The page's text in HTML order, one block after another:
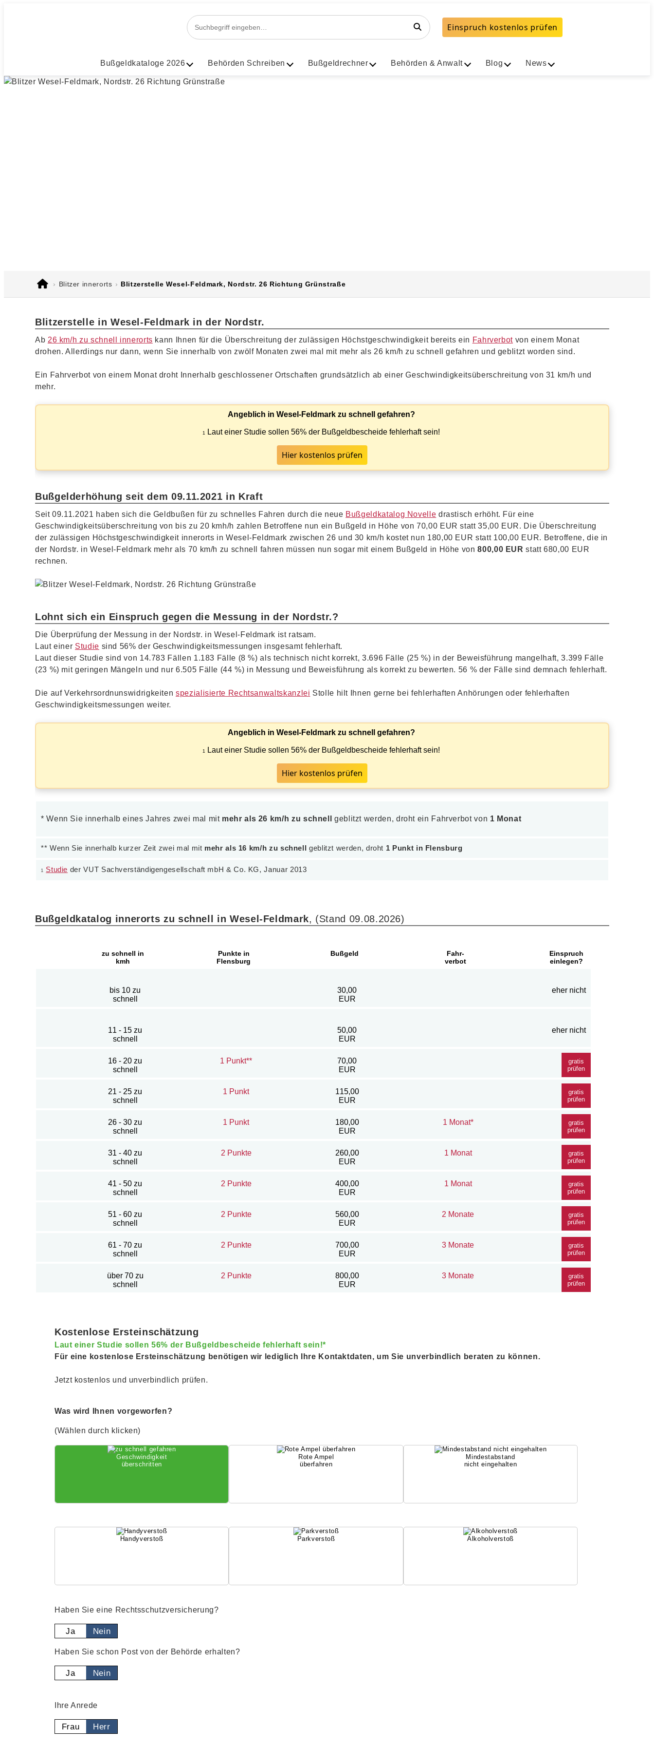
Einspruch kostenlos prüfen
Bußgeldkataloge 2026 Behörden Schreiben Bußgeldrechner Behörden & Anwalt Blog News
Blitzer innerorts Blitzerstelle Wesel-Feldmark, Nordstr. 26 Richtung Grünstraße
Blitzerstelle in Wesel-Feldmark in der Nordstr.
Ab 26 km/h zu schnell innerorts kann Ihnen für die Überschreitung der zulässigen Höchstgeschwindigkeit bereits ein Fahrverbot von einem Monat
drohen. Allerdings nur dann, wenn Sie innerhalb von zwölf Monaten zwei mal mit mehr als 26 km/h zu schnell gefahren und geblitzt worden sind.
Ein Fahrverbot von einem Monat droht Innerhalb geschlossener Ortschaften grundsätzlich ab einer Geschwindigkeitsüberschreitung von 31 km/h und
mehr.
Angeblich in Wesel-Feldmark zu schnell gefahren?
1 Laut einer Studie sollen 56% der Bußgeldbescheide fehlerhaft sein!
Hier kostenlos prüfen
Bußgelderhöhung seit dem 09.11.2021 in Kraft
Seit 09.11.2021 haben sich die Geldbußen für zu schnelles Fahren durch die neue Bußgeldkatalog Novelle drastisch erhöht. Für eine
Geschwindigkeitsüberschreitung von bis zu 20 kmh/h zahlen Betroffene nun ein Bußgeld in Höhe von 70,00 EUR statt 35,00 EUR. Die Überschreitung
der zulässigen Höchstgeschwindigkeit innerorts in Wesel-Feldmark zwischen 26 und 30 km/h kostet nun 180,00 EUR statt 100,00 EUR. Betroffene, die in
der Nordstr. in Wesel-Feldmark mehr als 70 km/h zu schnell fahren müssen nun sogar mit einem Bußgeld in Höhe von800,00 EUR statt 680,00 EUR
rechnen.
Lohnt sich ein Einspruch gegen die Messung in der Nordstr.?
Die Überprüfung der Messung in der Nordstr. in Wesel-Feldmark ist ratsam.
Laut einer Studie sind 56% der Geschwindigkeitsmessungen insgesamt fehlerhaft.
Laut dieser Studie sind von 14.783 Fällen 1.183 Fälle (8 %) als technisch nicht korrekt, 3.696 Fälle (25 %) in der Beweisführung mangelhaft, 3.399 Fälle
(23 %) mit geringen Mängeln und nur 6.505 Fälle (44 %) in Messung und Beweisführung als korrekt zu bewerten. 56 % der Fälle sind demnach fehlerhaft.
Die auf Verkehrsordnunswidrigkeitenspezialisierte Rechtsanwaltskanzlei Stolle hilt Ihnen gerne bei fehlerhaften Anhörungen oder fehlerhaften
Geschwindigkeitsmessungen weiter.
Angeblich in Wesel-Feldmark zu schnell gefahren?
1 Laut einer Studie sollen 56% der Bußgeldbescheide fehlerhaft sein!
Hier kostenlos prüfen
* Wenn Sie innerhalb eines Jahres zwei mal mit mehr als 26 km/h zu schnell geblitzt werden, droht ein Fahrverbot von 1 Monat
** Wenn Sie innerhalb kurzer Zeit zwei mal mit mehr als 16 km/h zu schnell geblitzt werden, droht 1 Punkt in Flensburg
1 Studie der VUT Sachverständigengesellschaft mbH & Co. KG, Januar 2013
Bußgeldkatalog innerorts zu schnell in Wesel-Feldmark, (Stand 09.08.2026)
zu schnell in
kmh
Punkte in
Flensburg
Bußgeld
Fahr-
verbot
Einspruch
einlegen?
bis 10 zu
schnell
30,00
EUR
eher nicht
11 - 15 zu
schnell
50,00
EUR
eher nicht
16 - 20 zu
schnell
1 Punkt**
70,00
EUR
gratis
prüfen
21 - 25 zu
schnell
1 Punkt
115,00
EUR
gratis
prüfen
26 - 30 zu
schnell
1 Punkt
180,00
EUR
1 Monat*
gratis
prüfen
31 - 40 zu
schnell
2 Punkte
260,00
EUR
1 Monat
gratis
prüfen
41 - 50 zu
schnell
2 Punkte
400,00
EUR
1 Monat
gratis
prüfen
51 - 60 zu
schnell
2 Punkte
560,00
EUR
2 Monate
gratis
prüfen
61 - 70 zu
schnell
2 Punkte
700,00
EUR
3 Monate
gratis
prüfen
über 70 zu
schnell
2 Punkte
800,00
EUR
3 Monate
gratis
prüfen
Kostenlose Ersteinschätzung
Laut einer Studie sollen 56% der Bußgeldbescheide fehlerhaft sein!*
Für eine kostenlose Ersteinschätzung benötigen wir lediglich Ihre Kontaktdaten, um Sie unverbindlich beraten zu können.
Jetzt kostenlos und unverbindlich prüfen.
Was wird Ihnen vorgeworfen?
(Wählen durch klicken)
Geschwindigkeit
überschritten
Rote Ampel
überfahren
Mindestabstand
nicht eingehalten
Handyverstoß Parkverstoß Alkoholverstoß
Haben Sie eine Rechtsschutzversicherung?
Ja Nein
Haben Sie schon Post von der Behörde erhalten?
Ja Nein
Ihre Anrede
Frau Herr